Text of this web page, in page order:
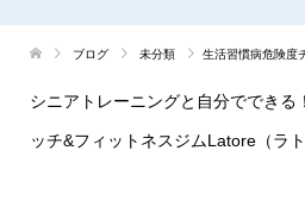
ブログ 未分類 生活習慣病危険度
シニアトレーニングと自分でできる！
ッチ&フィットネスジムLatore（ラ